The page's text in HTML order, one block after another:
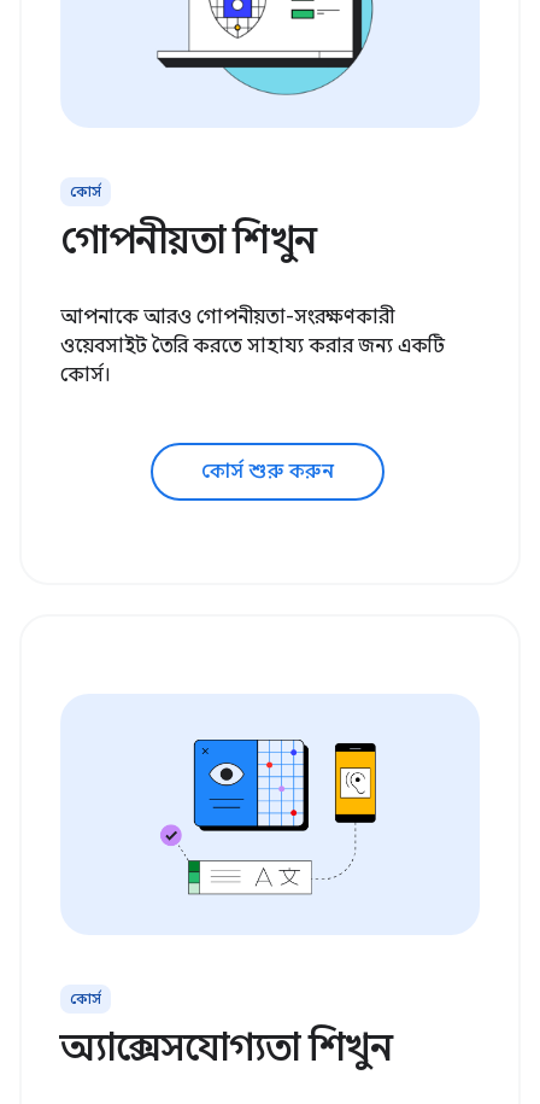
কোর্স
গোপনীয়তা শিখুন
আপনাকে আরও গোপনীয়তা-সংরক্ষণকারী
ওয়েবসাইট তৈরি করতে সাহায্য করার জন্য একটি
কোর্স।
কোর্স শুরু করুন
কোর্স
অ্যাক্সেসযোগ্যতা শিখুন